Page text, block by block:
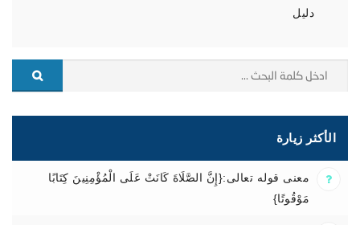
دليل
الأكثر زيارة
معنى قوله تعالى:{إِنَّ الصَّلَاةَ كَانَتْ عَلَى الْمُؤْمِنِينَ كِتَابًا
مَوْقُوتًا}